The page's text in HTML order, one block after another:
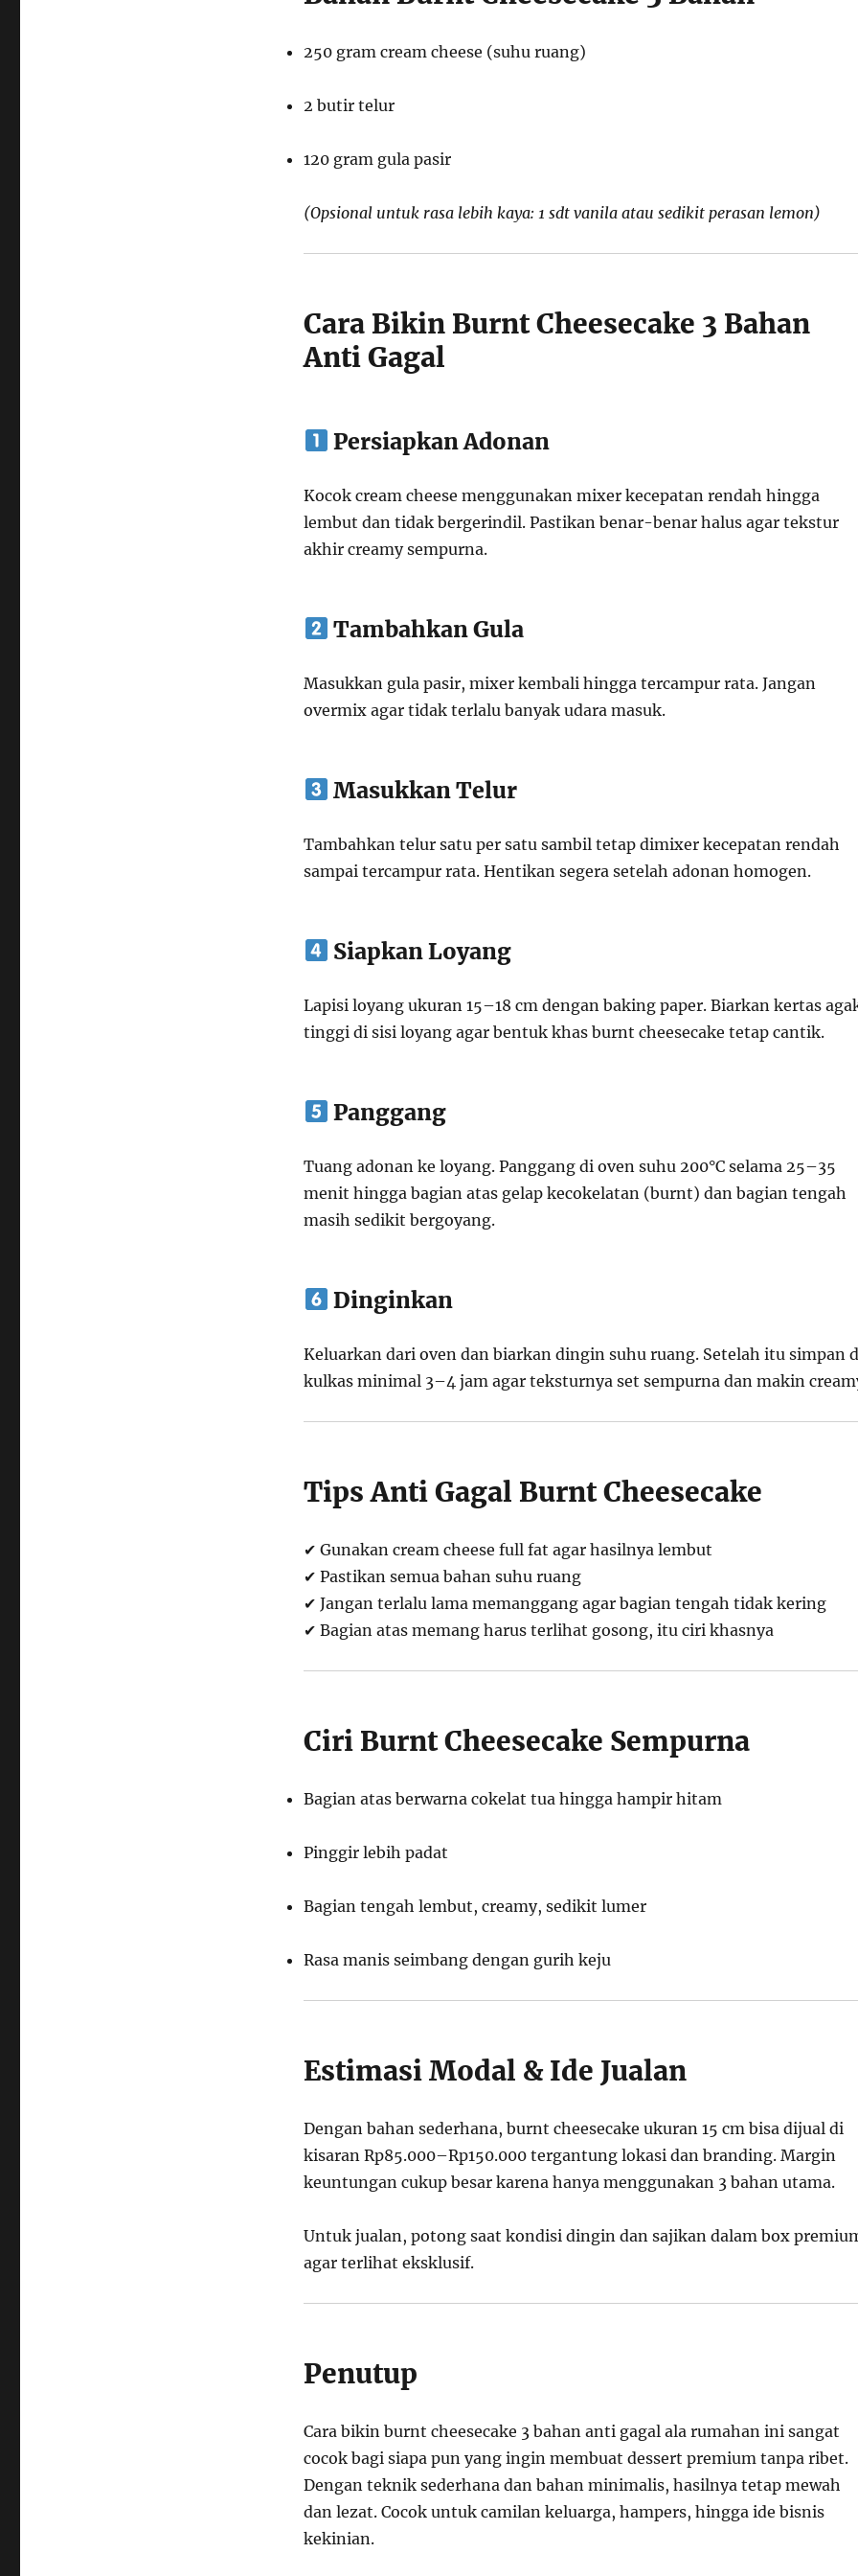
250 gram cream cheese (suhu ruang)
2 butir telur
120 gram gula pasir
(Opsional untuk rasa lebih kaya: 1 sdt vanila atau sedikit perasan lemon)
Cara Bikin Burnt Cheesecake 3 Bahan
Anti Gagal
Persiapkan Adonan
Kocok cream cheese menggunakan mixer kecepatan rendah hingga
lembut dan tidak bergerindil. Pastikan benar-benar halus agar tekstur
akhir creamy sempurna.
Tambahkan Gula
Masukkan gula pasir, mixer kembali hingga tercampur rata. Jangan
overmix agar tidak terlalu banyak udara masuk.
Masukkan Telur
Tambahkan telur satu per satu sambil tetap dimixer kecepatan rendah
sampai tercampur rata. Hentikan segera setelah adonan homogen.
Siapkan Loyang
Lapisi loyang ukuran 15–18 cm dengan baking paper. Biarkan kertas
tinggi di sisi loyang agar bentuk khas burnt cheesecake tetap cantik.
Panggang
Tuang adonan ke loyang. Panggang di oven suhu 200°C selama 25–35
menit hingga bagian atas gelap kecokelatan (burnt) dan bagian tengah
masih sedikit bergoyang.
Dinginkan
Keluarkan dari oven dan biarkan dingin suhu ruang. Setelah itu simpan
kulkas minimal 3–4 jam agar teksturnya set sempurna dan makin
Tips Anti Gagal Burnt Cheesecake
✔ Gunakan cream cheese full fat agar hasilnya lembut
✔ Pastikan semua bahan suhu ruang
✔ Jangan terlalu lama memanggang agar bagian tengah tidak kering
✔ Bagian atas memang harus terlihat gosong, itu ciri khasnya
Ciri Burnt Cheesecake Sempurna
Bagian atas berwarna cokelat tua hingga hampir hitam
Pinggir lebih padat
Bagian tengah lembut, creamy, sedikit lumer
Rasa manis seimbang dengan gurih keju
Estimasi Modal & Ide Jualan
Dengan bahan sederhana, burnt cheesecake ukuran 15 cm bisa dijual di
kisaran Rp85.000–Rp150.000 tergantung lokasi dan branding. Margin
keuntungan cukup besar karena hanya menggunakan 3 bahan utama.
Untuk jualan, potong saat kondisi dingin dan sajikan dalam box
agar terlihat eksklusif.
Penutup
Cara bikin burnt cheesecake 3 bahan anti gagal ala rumahan ini sangat
cocok bagi siapa pun yang ingin membuat dessert premium tanpa ribet.
Dengan teknik sederhana dan bahan minimalis, hasilnya tetap mewah
dan lezat. Cocok untuk camilan keluarga, hampers, hingga ide bisnis
kekinian.